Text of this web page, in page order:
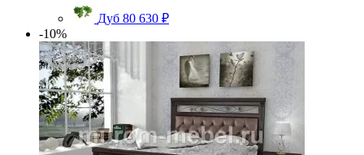
Дуб 80 630 ₽
-10%